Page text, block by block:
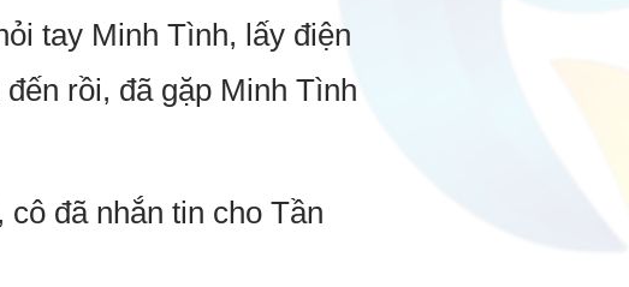
tay Minh Tình, lấy điện
rồi, đã gặp Minh Tình
đã nhắn tin cho Tần